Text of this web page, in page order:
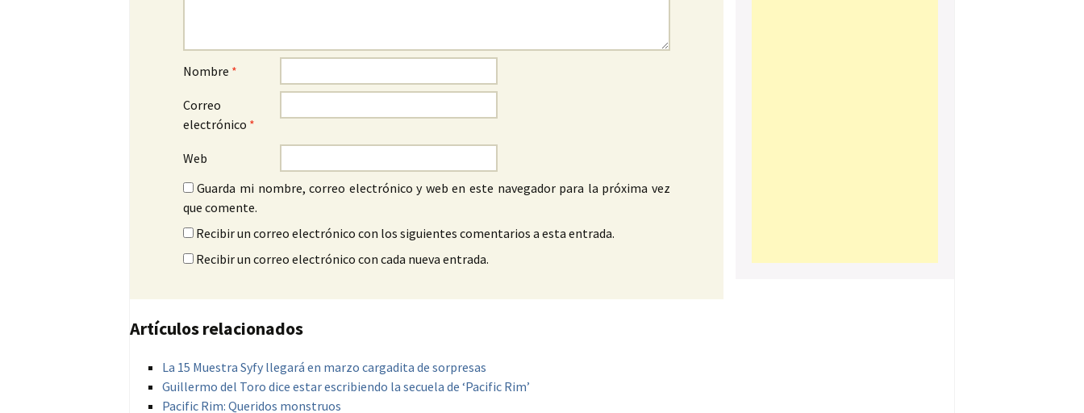
Nombre *
Correo
electrónico *
Web
Guarda mi nombre, correo electrónico y web en este navegador para la próxima vez
que comente.
Recibir un correo electrónico con los siguientes comentarios a esta entrada.
Recibir un correo electrónico con cada nueva entrada.
Artículos relacionados
La 15 Muestra Syfy llegará en marzo cargadita de sorpresas
Guillermo del Toro dice estar escribiendo la secuela de ‘Pacific Rim’
Pacific Rim: Queridos monstruos